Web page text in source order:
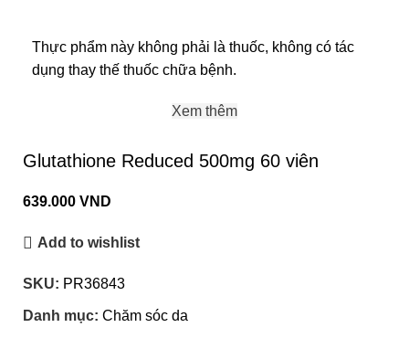
Thực phẩm này không phải là thuốc, không có tác
dụng thay thế thuốc chữa bệnh.
Xem thêm
Glutathione Reduced 500mg 60 viên
639.000 VND
Add to wishlist
SKU: PR36843
Danh mục: Chăm sóc da